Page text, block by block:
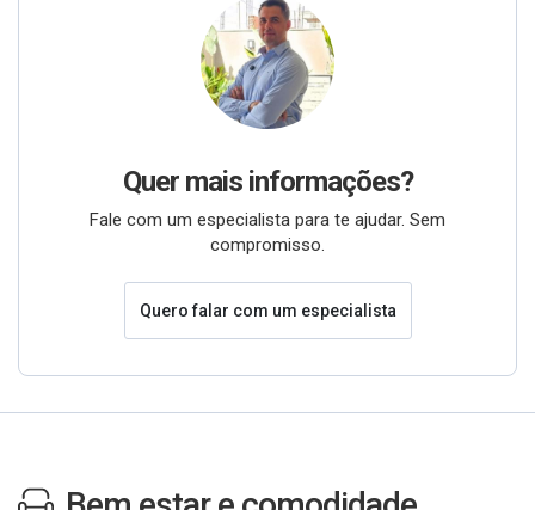
Quer mais informações?
Fale com um especialista para te ajudar. Sem
compromisso.
Quero falar com um especialista